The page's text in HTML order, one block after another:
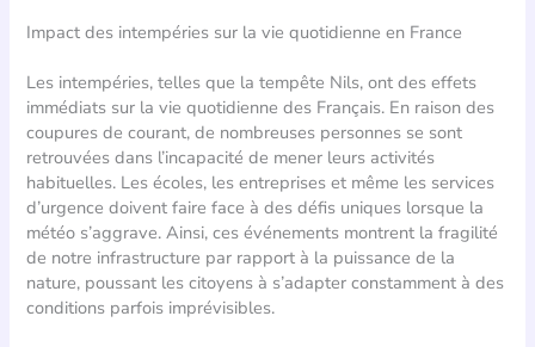
Impact des intempéries sur la vie quotidienne en France
Les intempéries, telles que la tempête Nils, ont des effets
immédiats sur la vie quotidienne des Français. En raison des
coupures de courant, de nombreuses personnes se sont
retrouvées dans l’incapacité de mener leurs activités
habituelles. Les écoles, les entreprises et même les services
d’urgence doivent faire face à des défis uniques lorsque la
météo s’aggrave. Ainsi, ces événements montrent la fragilité
de notre infrastructure par rapport à la puissance de la
nature, poussant les citoyens à s’adapter constamment à des
conditions parfois imprévisibles.